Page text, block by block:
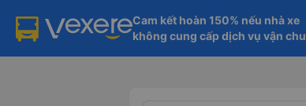
Cam kết hoàn 150% nếu nhà xe
không cung cấp dịch vụ vận